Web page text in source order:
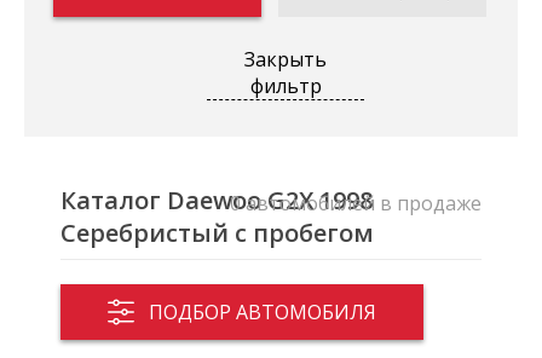
Закрыть
фильтр
Каталог Daewoo G2X 1998
Серебристый с пробегом
ПОДБОР АВТОМОБИЛЯ
0 автомобилей в продаже